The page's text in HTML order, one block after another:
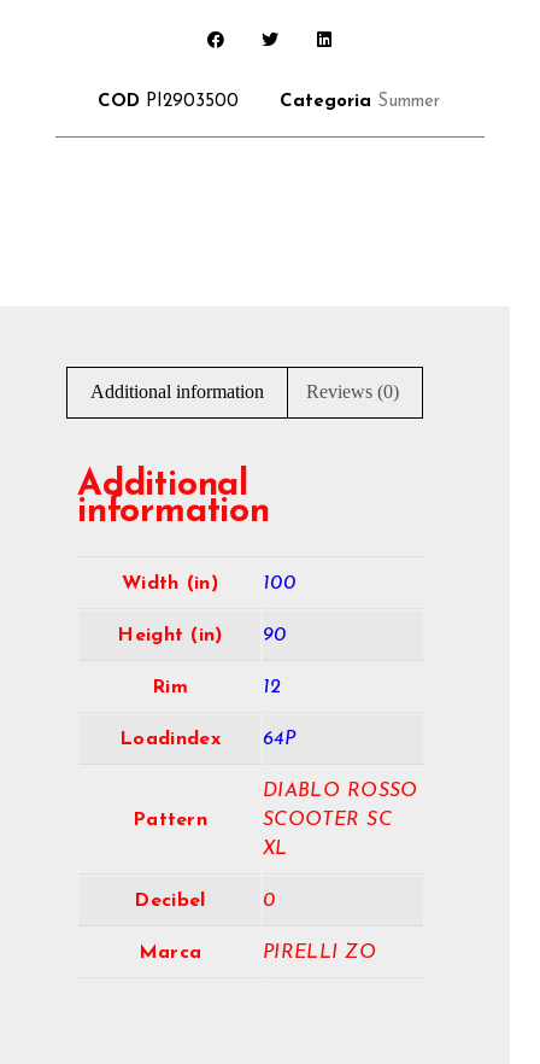
COD PI2903500 Categoria Summer
Additional information Reviews (0)
Additional
information
Width (in) 100
Height (in) 90
Rim 12
Loadindex 64P
Pattern
DIABLO ROSSO
SCOOTER SC
XL
Decibel 0
Marca PIRELLI ZO